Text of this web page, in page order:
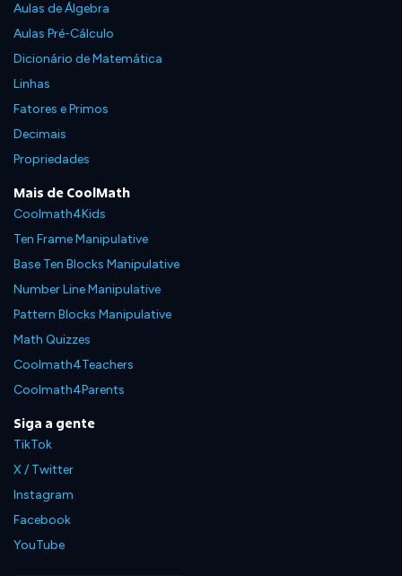
Aulas de Álgebra
Aulas Pré-Cálculo
Dicionário de Matemática
Linhas
Fatores e Primos
Decimais
Propriedades
Mais de CoolMath
Coolmath4Kids
Ten Frame Manipulative
Base Ten Blocks Manipulative
Number Line Manipulative
Pattern Blocks Manipulative
Math Quizzes
Coolmath4Teachers
Coolmath4Parents
Siga a gente
TikTok
X / Twitter
Instagram
Facebook
YouTube